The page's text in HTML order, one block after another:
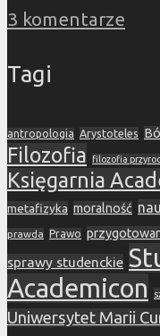
3 komentarze
Tagi
antropologia Arystoteles
Filozofia filozofia
Księgarnia
metafizyka moralność
prawda Prawo
sprawy studenckie
Academicon
Uniwersytet Marii